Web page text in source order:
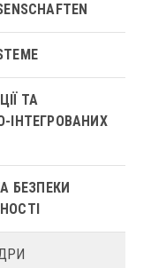
ТА
ІНТЕГРОВАНИХ
БЕЗПЕКИ